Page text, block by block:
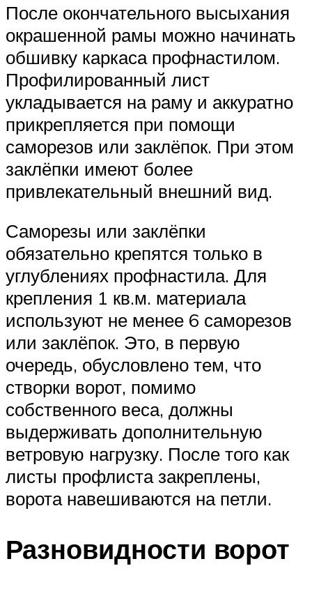
После окончательного высыхания
окрашенной рамы можно начинать
обшивку каркаса профнастилом.
Профилированный лист
укладывается на раму и аккуратно
прикрепляется при помощи
саморезов или заклёпок. При этом
заклёпки имеют более
привлекательный внешний вид.
Саморезы или заклёпки
обязательно крепятся только в
углублениях профнастила. Для
крепления 1 кв.м. материала
используют не менее 6 саморезов
или заклёпок. Это, в первую
очередь, обусловлено тем, что
створки ворот, помимо
собственного веса, должны
выдерживать дополнительную
ветровую нагрузку. После того как
листы профлиста закреплены,
ворота навешиваются на петли.
Разновидности ворот